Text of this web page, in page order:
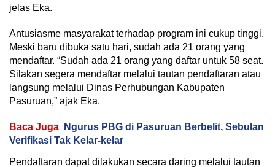
jelas Eka.
Antusiasme masyarakat terhadap program ini cukup tinggi.
Meski baru dibuka satu hari, sudah ada 21 orang yang
mendaftar. “Sudah ada 21 orang yang daftar untuk 58 seat.
Silakan segera mendaftar melalui tautan pendaftaran atau
langsung melalui Dinas Perhubungan Kabupaten
Pasuruan,” ajak Eka.
Baca Juga
Ngurus PBG di Pasuruan Berbelit, Sebulan
Verifikasi Tak Kelar-kelar
Pendaftaran dapat dilakukan secara daring melalui tautan